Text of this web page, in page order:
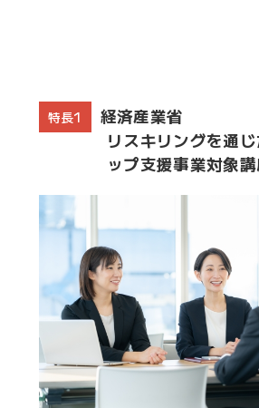
特長1
経済産業省
リスキリングを通
ップ支援事業対象講